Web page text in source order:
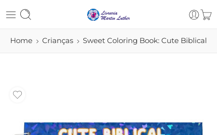
Home Crianças Sweet Coloring Book: Cute Biblical